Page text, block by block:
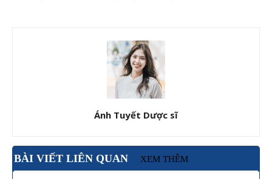
Ánh Tuyết Dược sĩ
BÀI VIẾT LIÊN QUAN XEM THÊM